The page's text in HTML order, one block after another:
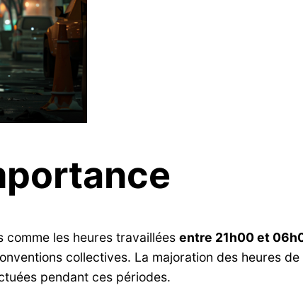
comme les heures travaillées entre 21h00 et
collectives. La majoration des heures
pendant ces périodes.